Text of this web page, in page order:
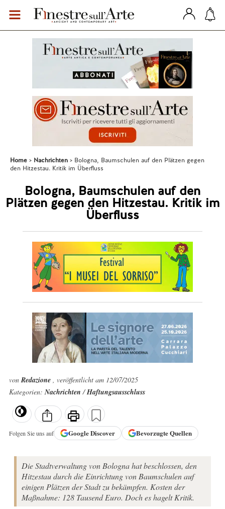
Home Nachrichten
Bologna, Baumschulen auf den Plätzen gegen
den Hitzestau. Kritik im Überfluss
Bologna, Baumschulen auf den
Plätzen gegen den Hitzestau. Kritik im
Überfluss
vonRedazione , veröffentlicht am 12/07/2025
Kategorien:Nachrichten/Haftungsausschluss
Folgen Sie uns auf GoogleDiscover Bevorzugte Quellen
Die Stadtverwaltung von Bologna hat beschlossen, den
Hitzestau durch die Einrichtung von Baumschulen auf
einigen Plätzen der Stadt zu bekämpfen. Kosten der
Maßnahme: 128 Tausend Euro. Doch es hagelt Kritik.